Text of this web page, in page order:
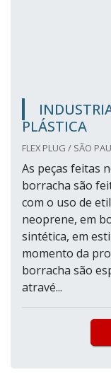
PLÁSTICA
FLEX PLUG / SÃO
As peças feitas
borracha são
com o uso de
neoprene, em
sintética, em
momento da
borracha são
atravé...